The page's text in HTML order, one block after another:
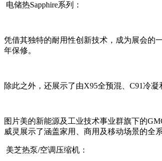
电储热Sapphire系列：
凭借其独特的耐用性创新技术，成为展会的
年保修。
除此之外，还展示了由X95全预混、C91冷
图片美的新能源及工业技术事业群旗下的
威灵展示了涵盖家用、商用及移动场景的全
美芝热泵/空调压缩机：